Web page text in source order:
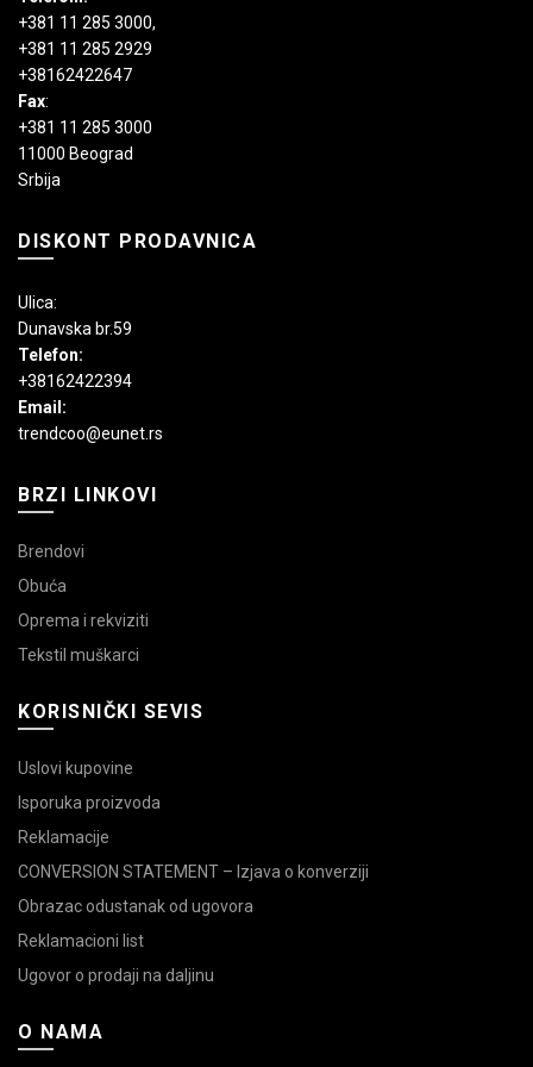
+381 11 285 3000,
+381 11 285 2929
+38162422647
Fax:
+381 11 285 3000
11000 Beograd
Srbija
DISKONT PRODAVNICA
Ulica:
Dunavska br.59
Telefon:
+38162422394
Email:
trendcoo@eunet.rs
BRZI LINKOVI
Brendovi
Obuća
Oprema i rekviziti
Tekstil muškarci
KORISNIČKI SEVIS
Uslovi kupovine
Isporuka proizvoda
Reklamacije
CONVERSION STATEMENT – Izjava o konverziji
Obrazac odustanak od ugovora
Reklamacioni list
Ugovor o prodaji na daljinu
O NAMA